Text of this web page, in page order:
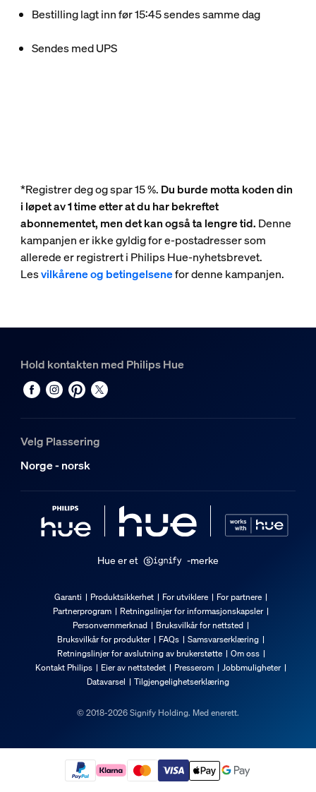
Bestilling lagt inn før 15:45 sendes samme dag​
Sendes med UPS
*Registrer deg og spar 15 %. Du burde motta koden din
i løpet av 1 time etter at du har bekreftet
abonnementet, men det kan også ta lengre tid. Denne
kampanjen er ikke gyldig for e-postadresser som
allerede er registrert i Philips Hue-nyhetsbrevet.
Lesvilkårene og betingelsenefor denne kampanjen.
Hold kontakten med Philips Hue
Velg Plassering
Norge - norsk
Hue er et -merke
Garanti Produktsikkerhet For utviklere
For partnere
Partnerprogram
Retningslinjer for informasjonskapsler
Personvernmerknad
Bruksvilkår for nettsted
Bruksvilkår for produkter
FAQs
Samsvarserklæring
Retningslinjer for avslutning av brukerstøtte
Om oss
Kontakt Philips
Eier av nettstedet Presserom
Jobbmuligheter
Datavarsel
Tilgjengelighetserklæring
© 2018-2026 Signify Holding. Med enerett.